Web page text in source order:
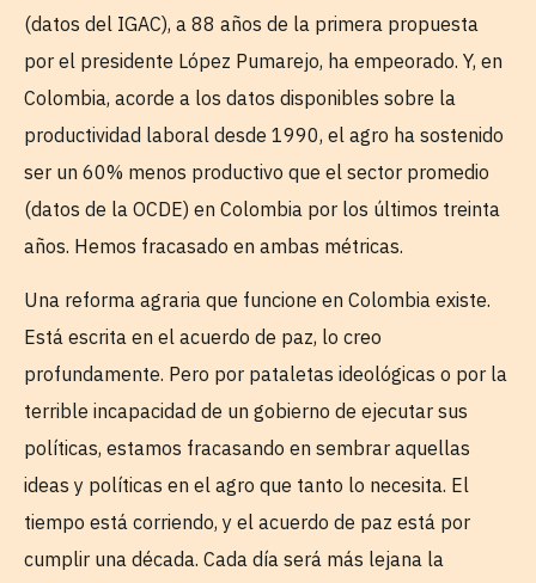
(datos del IGAC), a 88 años de la primera propuesta
por el presidente López Pumarejo, ha empeorado. Y, en
Colombia, acorde a los datos disponibles sobre la
productividad laboral desde 1990, el agro ha sostenido
ser un 60% menos productivo que el sector promedio
(datos de la OCDE) en Colombia por los últimos treinta
años. Hemos fracasado en ambas métricas.
Una reforma agraria que funcione en Colombia existe.
Está escrita en el acuerdo de paz, lo creo
profundamente. Pero por pataletas ideológicas o por la
terrible incapacidad de un gobierno de ejecutar sus
políticas, estamos fracasando en sembrar aquellas
ideas y políticas en el agro que tanto lo necesita. El
tiempo está corriendo, y el acuerdo de paz está por
cumplir una década. Cada día será más lejana la